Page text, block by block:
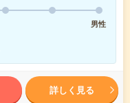
男性
詳しく見る